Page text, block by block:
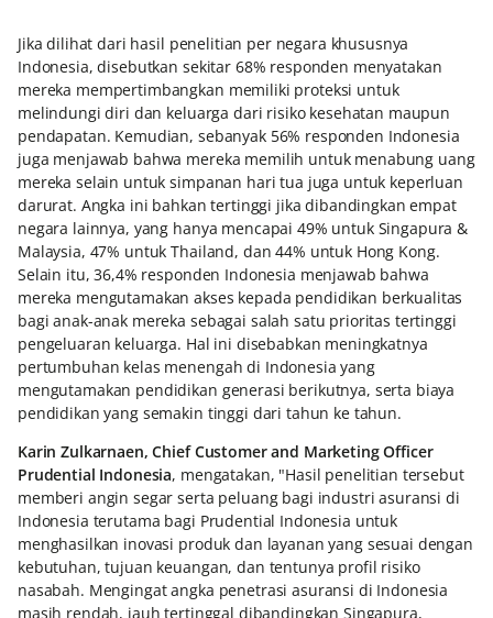
Jika dilihat dari hasil penelitian per negara khususnya
Indonesia, disebutkan sekitar 68% responden menyatakan
mereka mempertimbangkan memiliki proteksi untuk
melindungi diri dan keluarga dari risiko kesehatan maupun
pendapatan. Kemudian, sebanyak 56% responden Indonesia
juga menjawab bahwa mereka memilih untuk menabung uang
mereka selain untuk simpanan hari tua juga untuk keperluan
darurat. Angka ini bahkan tertinggi jika dibandingkan empat
negara lainnya, yang hanya mencapai 49% untuk Singapura &
Malaysia, 47% untuk Thailand, dan 44% untuk Hong Kong.
Selain itu, 36,4% responden Indonesia menjawab bahwa
mereka mengutamakan akses kepada pendidikan berkualitas
bagi anak-anak mereka sebagai salah satu prioritas tertinggi
pengeluaran keluarga. Hal ini disebabkan meningkatnya
pertumbuhan kelas menengah di Indonesia yang
mengutamakan pendidikan generasi berikutnya, serta biaya
pendidikan yang semakin tinggi dari tahun ke tahun.
Karin Zulkarnaen, Chief Customer and Marketing Officer
Prudential Indonesia, mengatakan, "Hasil penelitian tersebut
memberi angin segar serta peluang bagi industri asuransi di
Indonesia terutama bagi Prudential Indonesia untuk
menghasilkan inovasi produk dan layanan yang sesuai dengan
kebutuhan, tujuan keuangan, dan tentunya profil risiko
nasabah. Mengingat angka penetrasi asuransi di Indonesia
masih rendah, jauh tertinggal dibandingkan Singapura,